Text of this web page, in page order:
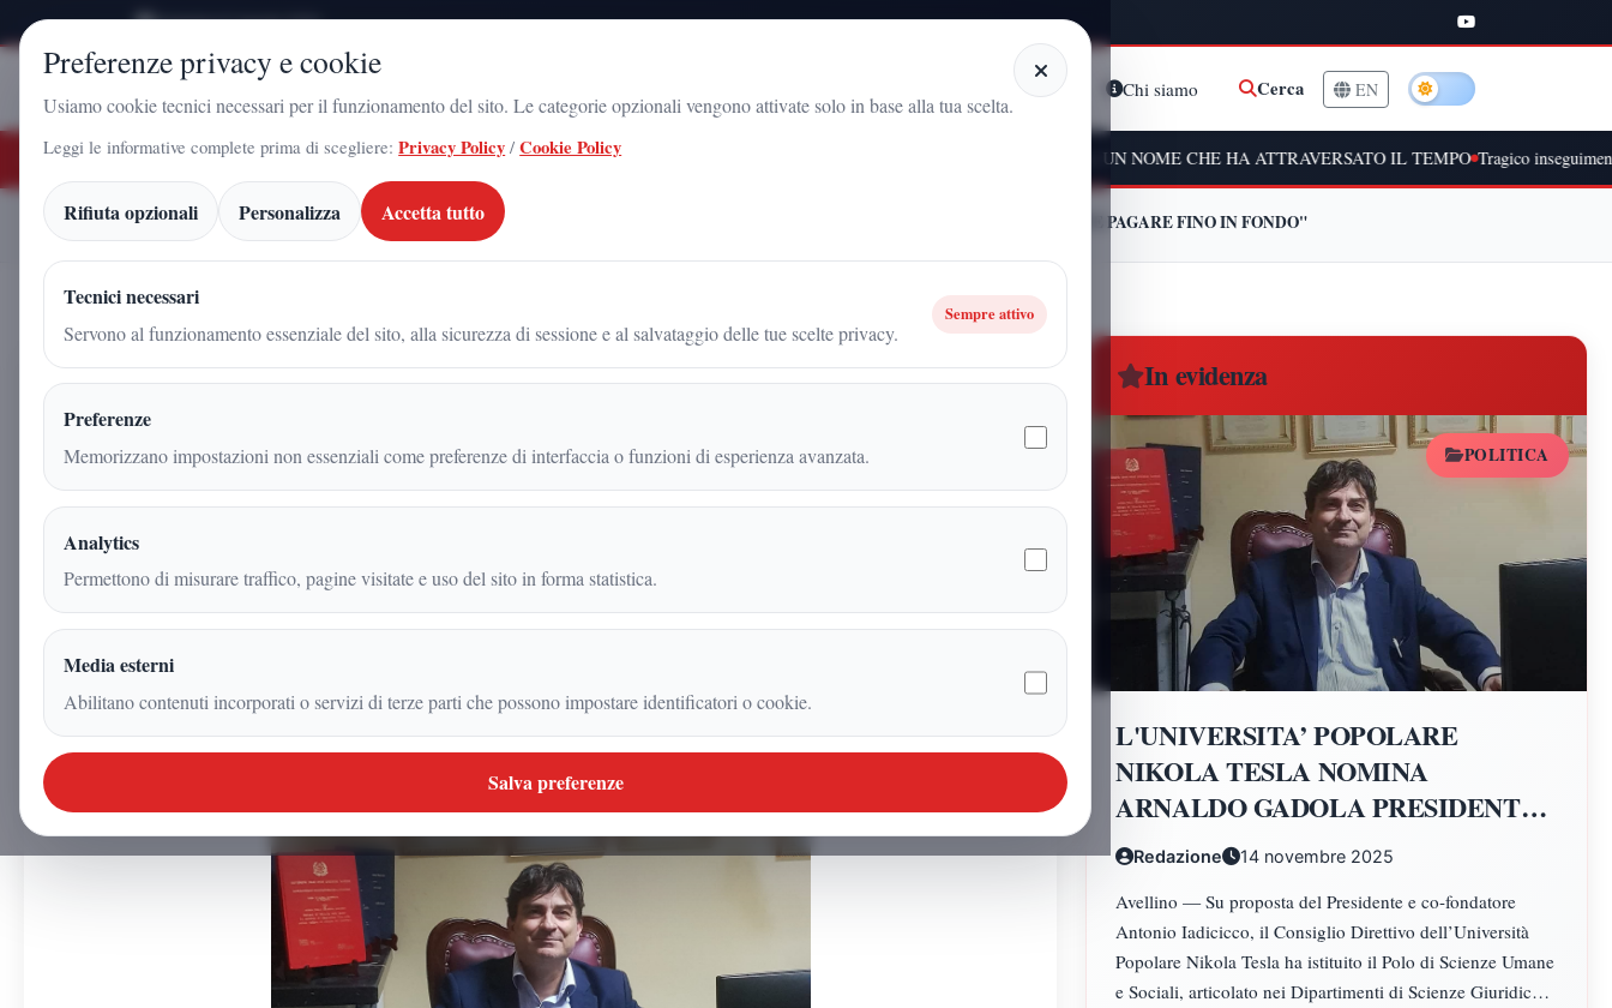
Domenica 9 Agosto 2026
StampaCampania Notiziario audio Chi siamo Cerca EN
ULTIME NOTIZIE
Gadola, il volto di Futuro Nazionale a Caserta: l'uomo che sta costruendo il radicamento del movimento sul territorio ARNALDO GADOLA, UN NOME CHE HA ATTRAVERSATO IL TEMPO Tragico inseguimento a
Home Articoli L'EX PM ARNALDO GADOLA:"CHI HA DISTRUTTO LA VITA DELLA PICCOLA BEATRICE DEVE PAGARE FINO IN FONDO"
L'EX PM ARNALDO GADOLA:"CHI HA DISTRUTTO
LA VITA DELLA PICCOLA BEATRICE DEVE
PAGARE FINO IN FONDO"
Redazione |
3 giugno 2026
| 2min
In evidenza
POLITICA
L'UNIVERSITA’ POPOLARE
NIKOLA TESLA NOMINA
ARNALDO GADOLA PRESIDENTE
E DIRETTORE DEI DIPARTIMENTI
DI SCIENZE GIURIDICHE,
ECONOMICHE, SCIENZE
POLITICHE, PSICOLOGIA,
SCIENZE UMANE, FILOSOFIA E
Redazione 14 novembre 2025
Avellino — Su proposta del Presidente e co-fondatore
Antonio Iadicicco, il Consiglio Direttivo dell’Università
Popolare Nikola Tesla ha istituito il Polo di Scienze Umane
e Sociali, articolato nei Dipartimenti di Scienze Giuridiche
Preferenze privacy e cookie
Usiamo cookie tecnici necessari per il funzionamento del sito. Le categorie opzionali vengono attivate solo in base alla tua scelta.
Leggi le informative complete prima di scegliere: Privacy Policy /Cookie Policy
Rifiuta opzionali Personalizza Accetta tutto
Tecnici necessari
Servono al funzionamento essenziale del sito, alla sicurezza di sessione e al salvataggio delle tue scelte privacy.
Sempre attivo
Preferenze
Memorizzano impostazioni non essenziali come preferenze di interfaccia o funzioni di esperienza avanzata.
Analytics
Permettono di misurare traffico, pagine visitate e uso del sito in forma statistica.
Media esterni
Abilitano contenuti incorporati o servizi di terze parti che possono impostare identificatori o cookie.
Salva preferenze